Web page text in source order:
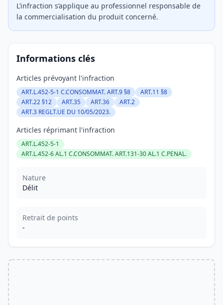
L’infraction s’applique au professionnel responsable de
la commercialisation du produit concerné.
Informations clés
Articles prévoyant l'infraction
ART.L.452-5-1 C.CONSOMMAT. ART.9 §8
ART.11 §8
ART.22 §12
ART.35 ART.36
ART.2
ART.3 REGLT.UE DU 10/05/2023.
Articles réprimant l'infraction
ART.L.452-5-1
ART.L.452-6 AL.1 C.CONSOMMAT. ART.131-30 AL.1 C.PENAL.
Nature
Délit
Retrait de points
-